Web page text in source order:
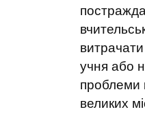
учня або
проблеми
великих